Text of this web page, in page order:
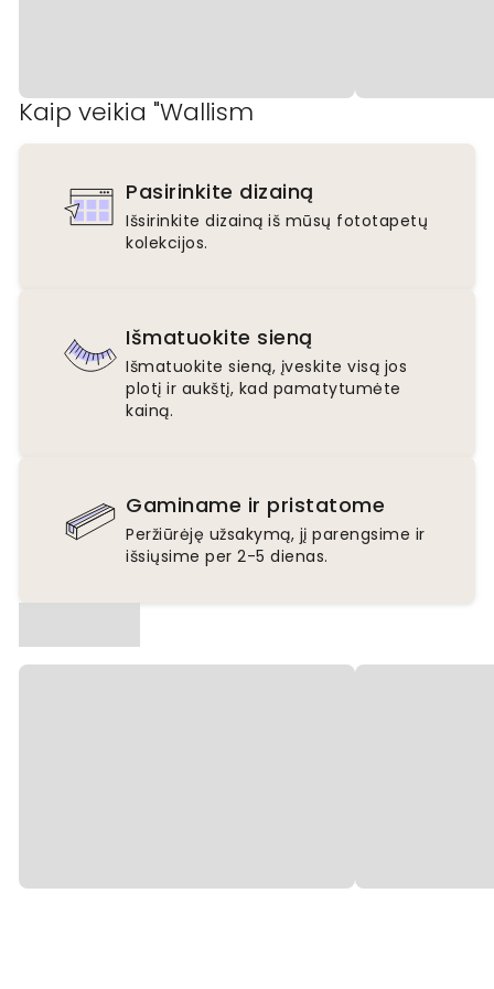
Kaip veikia "Wallism
Pasirinkite dizainą
Išsirinkite dizainą iš mūsų fototapetų
kolekcijos.
Išmatuokite sieną
Išmatuokite sieną, įveskite visą jos
plotį ir aukštį, kad pamatytumėte
kainą.
Gaminame ir pristatome
Peržiūrėję užsakymą, jį parengsime ir
išsiųsime per 2-5 dienas.